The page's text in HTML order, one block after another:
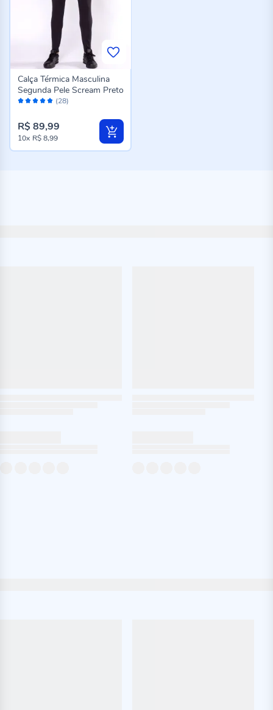
Avaliação: (28)
Calça Térmica Masculina
Segunda Pele Scream Preto
R$ 89,99
10x R$ 8,99